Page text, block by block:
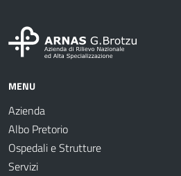
MENU
Azienda
Albo Pretorio
Ospedali e Strutture
Servizi